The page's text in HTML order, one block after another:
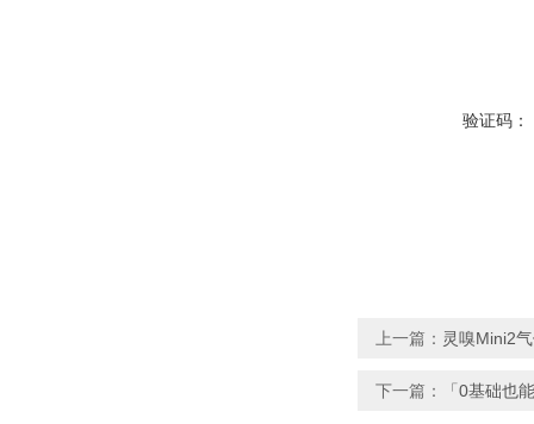
验证码：
上一篇： 灵嗅Mini2
下一篇： 「0基础也